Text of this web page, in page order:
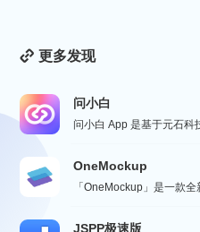
更多发现
问小白
OneMockup
JSPP极速版